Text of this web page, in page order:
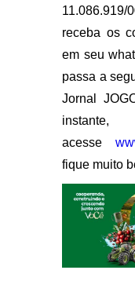
11.086.919/
receba os
em seu
passa a
Jornal
instante,
acesse
fique muito